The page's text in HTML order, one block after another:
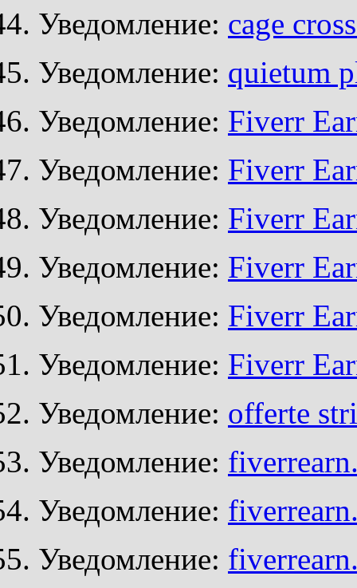
Уведомление: cage
Уведомление: quietum
Уведомление: Fiverr
Уведомление: Fiverr
Уведомление: Fiverr
Уведомление: Fiverr
Уведомление: Fiverr
Уведомление: Fiverr
Уведомление: offerte
Уведомление:
Уведомление:
Уведомление: